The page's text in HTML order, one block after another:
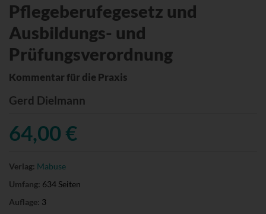
Pflegeberufegesetz und
Ausbildungs- und
Prüfungsverordnung
Kommentar für die Praxis
Gerd Dielmann
64,00 €
Verlag: Mabuse
Umfang: 634 Seiten
Auflage: 3